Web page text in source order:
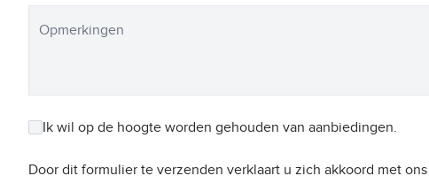
Opmerkingen
Ik wil op de hoogte worden gehouden van aanbiedingen.
Door dit formulier te verzenden verklaart u zich akkoord met ons